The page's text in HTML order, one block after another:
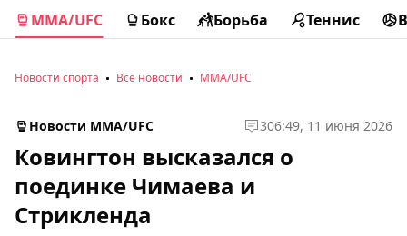
MMA/UFC Бокс Борьба Теннис
Новости спорта Все новости MMA/UFC
Новости MMA/UFC 306:49, 11 июня 2026
Ковингтон высказался о
поединке Чимаева и
Стрикленда